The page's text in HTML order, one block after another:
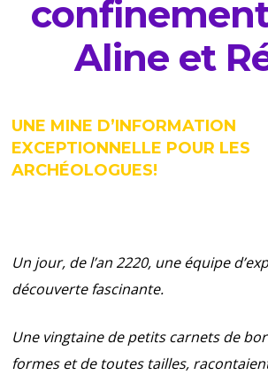
Aline et
UNE MINE D’INFORMATION
EXCEPTIONNELLE POUR LES
ARCHÉOLOGUES!
Un jour, de l’an 2220, une équipe
découverte fascinante.
Une vingtaine de petits carnets de
formes et de toutes tailles,